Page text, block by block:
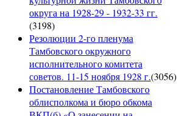
округа на 1928-29 - 1932-33 гг.
(3198)
Резолюции 2-го пленума
Тамбовского окружного
исполнительного комитета
советов. 11-15 ноября 1928 г.(3056)
Постановление Тамбовского
облисполкома и бюро обкома